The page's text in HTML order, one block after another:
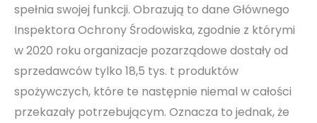
spełnia swojej funkcji. Obrazują to dane Głównego
Inspektora Ochrony Środowiska, zgodnie z którymi
w 2020 roku organizacje pozarządowe dostały od
sprzedawców tylko 18,5 tys. t produktów
spożywczych, które te następnie niemal w całości
przekazały potrzebującym. Oznacza to jednak, że